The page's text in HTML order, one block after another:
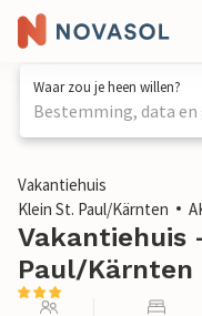
Waar zou je heen willen?
Bestemming, data
1 / 16
Vakantiehuis
Klein St. Paul/Kärnten
Vakantiehuis
Paul/Kärnten